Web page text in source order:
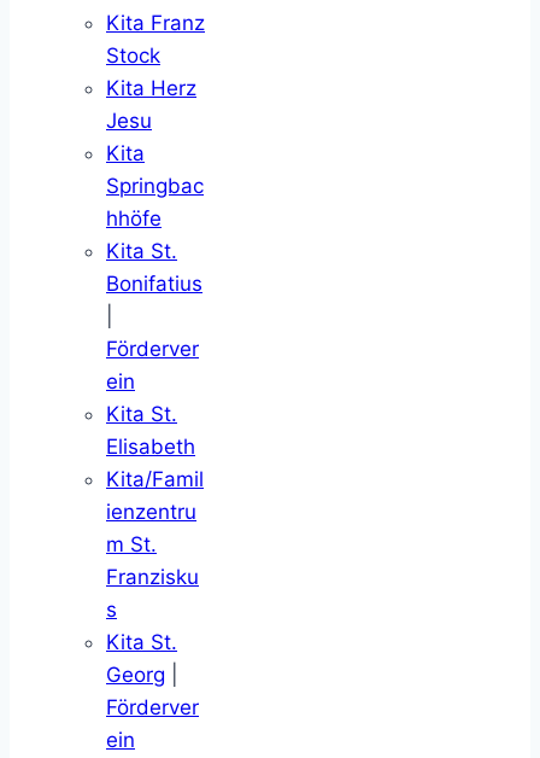
Kita Franz
Stock
Kita Herz
Jesu
Kita
Springbac
hhöfe
Kita St.
Bonifatius
Förderver
ein
Kita St.
Elisabeth
Kita/Famil
ienzentru
m St.
Franzisku
s
Kita St.
Georg
Förderver
ein